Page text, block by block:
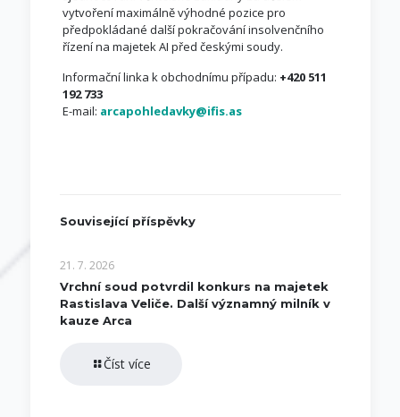
vytvoření maximálně výhodné pozice pro
předpokládané další pokračování insolvenčního
řízení na majetek AI před českými soudy.
Informační linka k obchodnímu případu: +420 511
192 733
E-mail: arcapohledavky@ifis.as
Související příspěvky
21. 7. 2026
Vrchní soud potvrdil konkurs na majetek
Rastislava Veliče. Další významný milník v
kauze Arca
Číst více